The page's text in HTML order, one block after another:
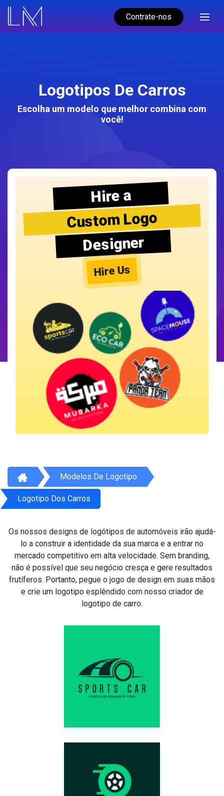
Contrate-nos
Logotipos De Carros
Escolha um modelo que melhor combina com
você!
Hire a
Custom Logo
Designer
Hire Us
Modelos De Logotipo
Logotipo Dos Carros
Os nossos designs de logótipos de automóveis irão ajudá-
lo a construir a identidade da sua marca e a entrar no
mercado competitivo em alta velocidade. Sem branding,
não é possível que seu negócio cresça e gere resultados
frutíferos. Portanto, pegue o jogo de design em suas mãos
e crie um logotipo esplêndido com nosso criador de
logotipo de carro.